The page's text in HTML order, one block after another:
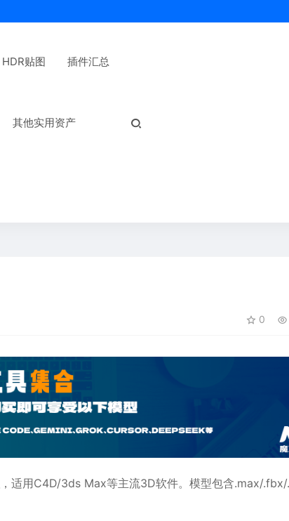
HDR贴图 插件汇总
其他实用资产
0
，适用C4D/3ds Max等主流3D软件。模型包含.max/